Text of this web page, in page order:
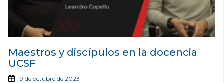
Maestros y discípulos en la docencia
UCSF
19 de octubre de 2023